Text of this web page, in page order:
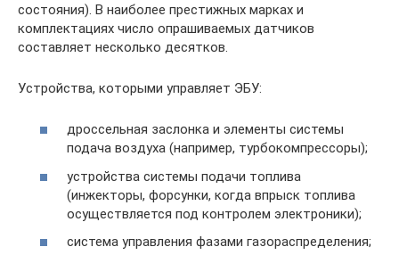
состояния). В наиболее престижных марках и
комплектациях число опрашиваемых датчиков
составляет несколько десятков.
Устройства, которыми управляет ЭБУ:
дроссельная заслонка и элементы системы
подача воздуха (например, турбокомпрессоры);
устройства системы подачи топлива
(инжекторы, форсунки, когда впрыск топлива
осуществляется под контролем электроники);
система управления фазами газораспределения;